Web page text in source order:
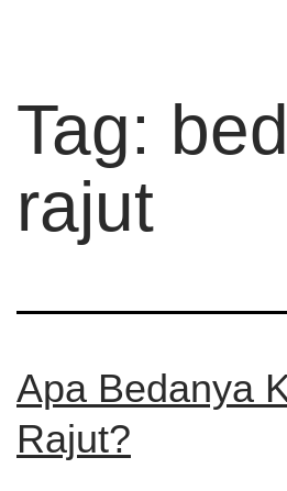
Tag:
rajut
Apa Bedanya
Rajut?